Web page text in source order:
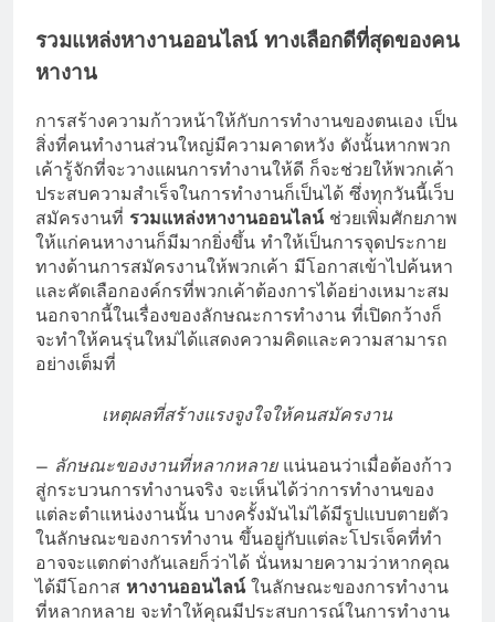
รวมแหล่งหางานออนไลน์ ทางเลือกดีที่สุดของคน
หางาน
การสร้างความก้าวหน้าให้กับการทำงานของตนเอง เป็น
สิ่งที่คนทำงานส่วนใหญ่มีความคาดหวัง ดังนั้นหากพวก
เค้ารู้จักที่จะวางแผนการทำงานให้ดี ก็จะช่วยให้พวกเค้า
ประสบความสำเร็จในการทำงานก็เป็นได้ ซึ่งทุกวันนี้เว็บ
สมัครงานที่ รวมแหล่งหางานออนไลน์ช่วยเพิ่มศักยภาพ
ให้แก่คนหางานก็มีมากยิ่งขึ้น ทำให้เป็นการจุดประกาย
ทางด้านการสมัครงานให้พวกเค้า มีโอกาสเข้าไปค้นหา
และคัดเลือกองค์กรที่พวกเค้าต้องการได้อย่างเหมาะสม
นอกจากนี้ในเรื่องของลักษณะการทำงาน ที่เปิดกว้างก็
จะทำให้คนรุ่นใหม่ได้แสดงความคิดและความสามารถ
อย่างเต็มที่
เหตุผลที่สร้างแรงจูงใจให้คนสมัครงาน
– ลักษณะของงานที่หลากหลายแน่นอนว่าเมื่อต้องก้าว
สู่กระบวนการทำงานจริง จะเห็นได้ว่าการทำงานของ
แต่ละตำแหน่งงานนั้น บางครั้งมันไม่ได้มีรูปแบบตายตัว
ในลักษณะของการทำงาน ขึ้นอยู่กับแต่ละโปรเจ็คที่ทำ
อาจจะแตกต่างกันเลยก็ว่าได้ นั่นหมายความว่าหากคุณ
ได้มีโอกาส หางานออนไลน์ในลักษณะของการทำงาน
ที่หลากหลาย จะทำให้คุณมีประสบการณ์ในการทำงาน